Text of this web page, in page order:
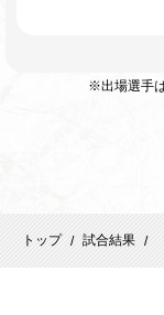
※出場選手
トップ / 試合結果 /